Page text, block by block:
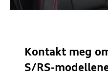
Kontakt meg
S/RS-